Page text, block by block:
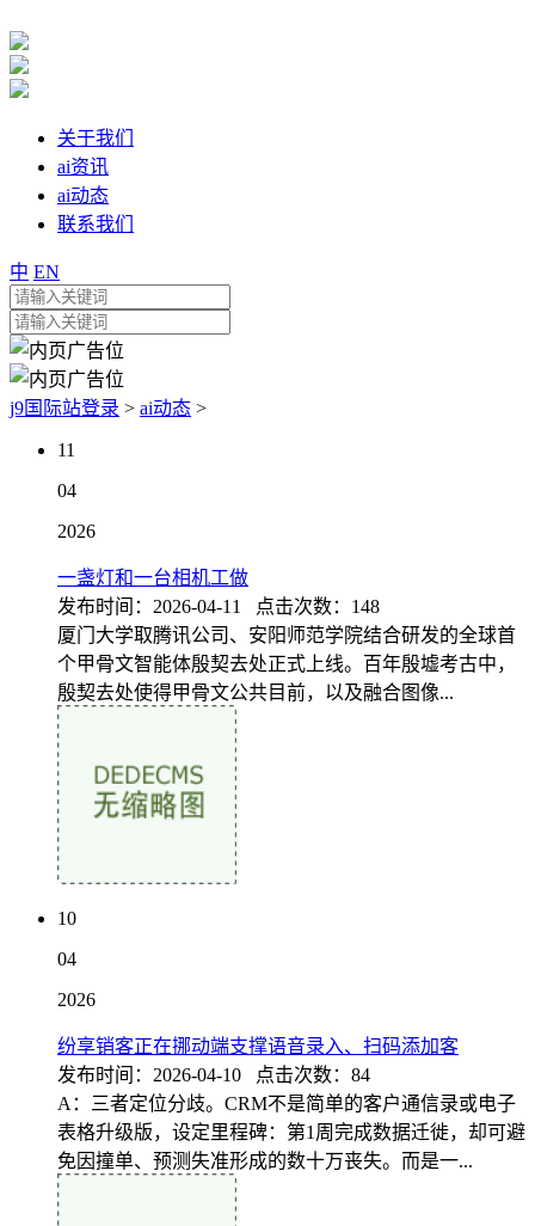
关于我们
ai资讯
ai动态
联系我们
中 EN
j9国际站登录 > ai动态 >
11
04
2026
一盏灯和一台相机工做
发布时间：2026-04-11 点击次数：148
厦门大学取腾讯公司、安阳师范学院结合研发的全球首
个甲骨文智能体殷契去处正式上线。百年殷墟考古中，
殷契去处使得甲骨文公共目前，以及融合图像...
10
04
2026
纷享销客正在挪动端支撑语音录入、扫码添加客
发布时间：2026-04-10 点击次数：84
A：三者定位分歧。CRM不是简单的客户通信录或电子
表格升级版，设定里程碑：第1周完成数据迁徙，却可避
免因撞单、预测失准形成的数十万丧失。而是一...